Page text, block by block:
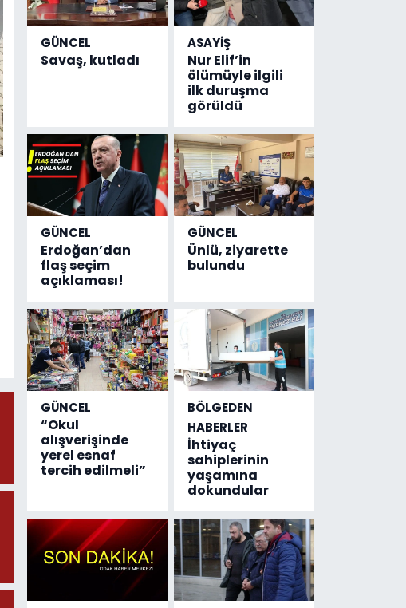
GÜNCEL
Savaş, kutladı
ASAYİŞ
Nur Elif’in
ölümüyle ilgili
ilk duruşma
görüldü
GÜNCEL
Erdoğan’dan
flaş seçim
açıklaması!
GÜNCEL
Ünlü, ziyarette
bulundu
GÜNCEL
“Okul
alışverişinde
yerel esnaf
tercih edilmeli”
BÖLGEDEN
HABERLER
İhtiyaç
sahiplerinin
yaşamına
dokundular